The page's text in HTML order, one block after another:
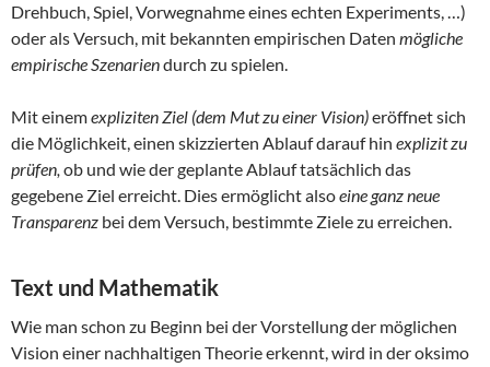
Drehbuch, Spiel, Vorwegnahme eines echten Experiments, …)
oder als Versuch, mit bekannten empirischen Daten mögliche
empirische Szenariendurch zu spielen.
Mit einemexpliziten Ziel (dem Mut zu einer Vision)eröffnet sich
die Möglichkeit, einen skizzierten Ablauf darauf hin explizit zu
prüfen, ob und wie der geplante Ablauf tatsächlich das
gegebene Ziel erreicht. Dies ermöglicht alsoeine ganz neue
Transparenz bei dem Versuch, bestimmte Ziele zu erreichen.
Text und Mathematik
Wie man schon zu Beginn bei der Vorstellung der möglichen
Vision einer nachhaltigen Theorie erkennt, wird in der oksimo